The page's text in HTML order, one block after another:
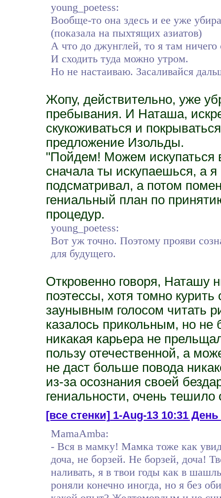
young_poetess:
Вообще-то она здесь и ее уже
(показала на пыхтящих азиатов)
А что до джунглей, то я там ничего
И сходить туда можно утром.
Но не настаиваю. Засаливайся
Жопу, действительно, уже
пребывания. И Наташа,
скукоживаться и
предложение Изольды.
"Пойдем! Можем искупаться
сначала ты искупаешься, а
подсматривал, а потом
гениальный план по
процедур.
young_poetess:
Вот уж точно. Поэтому прояви
для будущего.
Откровенно говоря, Наташу
поэтессы, хотя томно
заунывным голосом читать
казалось прикольным, но не
никакая карьера не
пользу отечественной, а
не даст больше повода
из-за осознания своей
гениальности, очень
[все стенки]1-Aug-13 10:31 День
MamaAmba:
- Вся в мамку! Мамка тоже как
доча, не борзей. Не борзей, доча!
наливать, я в твои годы как в
роняли конечно иногда, но я без